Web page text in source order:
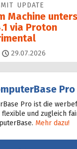
UPDATE
Machine
via Proton
29.07.2026
Pro
Pro ist die
und zugleich
Mehr dazu!